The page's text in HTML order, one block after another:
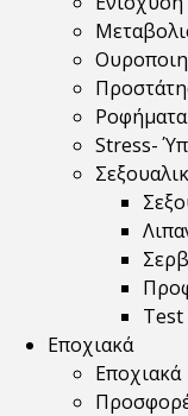
Stress-
Test
Εποχιακά
Εποχιακά